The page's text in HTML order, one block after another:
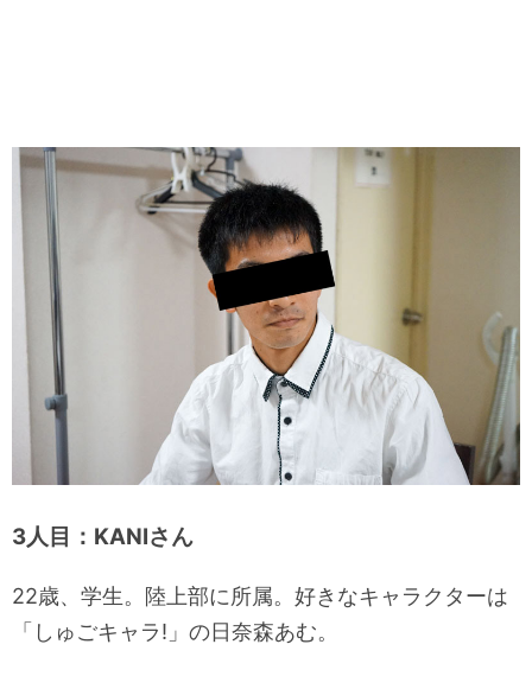
3人目：KANIさん
22歳、学生。陸上部に所属。好きなキャラクターは
「しゅごキャラ!」の日奈森あむ。